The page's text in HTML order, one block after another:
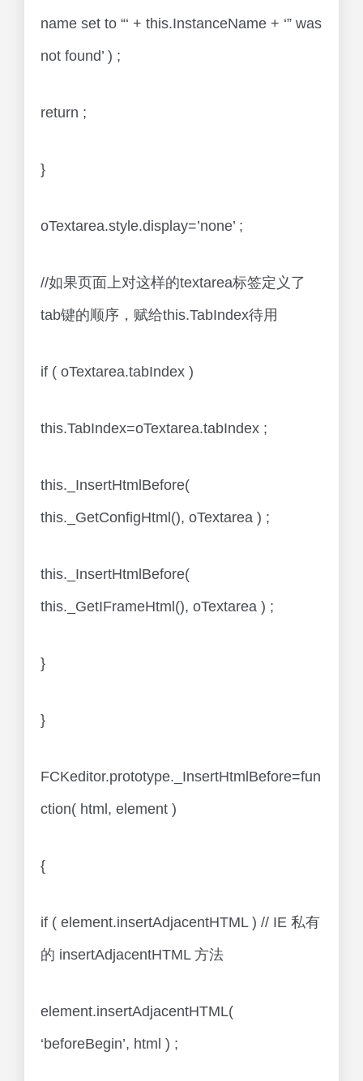
name set to “‘ + this.InstanceName + ‘” was
not found’ ) ;
return ;
}
oTextarea.style.display=’none’ ;
//如果页面上对这样的textarea标签定义了
tab键的顺序，赋给this.TabIndex待用
if ( oTextarea.tabIndex )
this.TabIndex=oTextarea.tabIndex ;
this._InsertHtmlBefore(
this._GetConfigHtml(), oTextarea ) ;
this._InsertHtmlBefore(
this._GetIFrameHtml(), oTextarea ) ;
}
}
FCKeditor.prototype._InsertHtmlBefore=fun
ction( html, element )
{
if ( element.insertAdjacentHTML ) // IE 私有
的 insertAdjacentHTML 方法
element.insertAdjacentHTML(
‘beforeBegin’, html ) ;